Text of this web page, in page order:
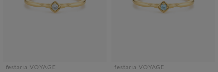
festaria VOYAGE
festaria VOYAGE